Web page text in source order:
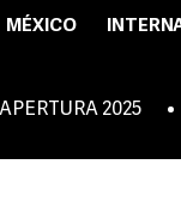
MÉXICO
2025